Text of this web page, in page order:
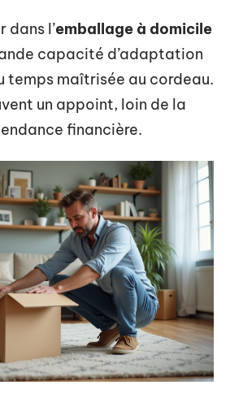
dans l’emballage à domicile
capacité d’adaptation
temps maîtrisée au cordeau.
un appoint, loin de la
financière.